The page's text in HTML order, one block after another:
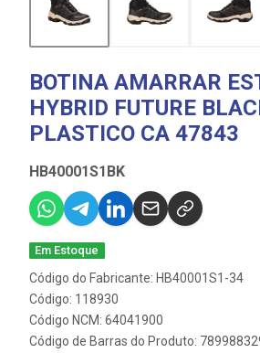
BOTINA AMARRAR
HYBRID FUTURE
PLASTICO CA 47843
HB40001S1BK
Em Estoque
Código do Fabricante: HB40001S1-34
Código: 118930
Código NCM: 64041900
Código de Barras do Produto: